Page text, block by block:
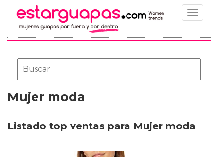
Toggle
Mujer moda
Listado top ventas para Mujer moda